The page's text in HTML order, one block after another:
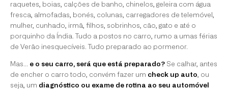
raquetes, boias, calções de banho, chinelos, geleira com água
fresca, almofadas, bonés, colunas, carregadores de telemóvel,
mulher, cunhado, irmã, filhos, sobrinhos, cão, gato e até o
porquinho da Índia. Tudo a postos no carro, rumo a umas férias
de Verão inesquecíveis. Tudo preparado ao pormenor.
Mas... e o seu carro, será que está preparado? Se calhar, antes
de encher o carro todo, convém fazer um check up auto, ou
seja, um diagnóstico ou exame de rotina ao seu automóvel